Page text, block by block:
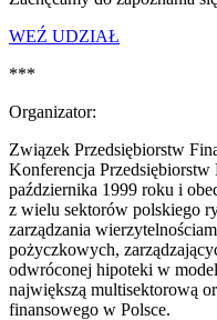
WEŹ UDZIAŁ
***
Organizator:
Związek Przedsiębiorstw
Konferencja Przedsiębiorstw
października 1999 roku i
z wielu sektorów polskiego
zarządzania
pożyczkowych,
odwróconej hipoteki w
największą multisektorową
finansowego w Polsce.